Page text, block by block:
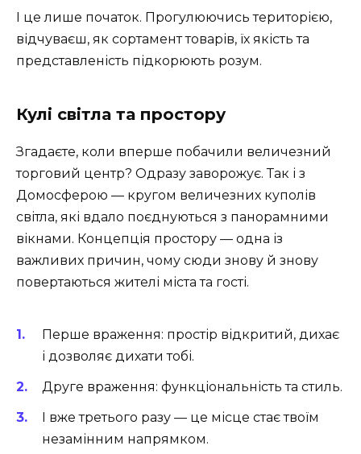
І це лише початок. Прогулюючись територією,
відчуваєш, як сортамент товарів, їх якість та
представленість підкорюють розум.
Кулі світла та простору
Згадаєте, коли вперше побачили величезний
торговий центр? Одразу заворожує. Так і з
Домосферою — кругом величезних куполів
світла, які вдало поєднуються з панорамними
вікнами. Концепція простору — одна із
важливих причин, чому сюди знову й знову
повертаються жителі міста та гості.
Перше враження: простір відкритий, дихає
і дозволяє дихати тобі.
Друге враження: функціональність та стиль.
І вже третього разу — це місце стає твоїм
незамінним напрямком.